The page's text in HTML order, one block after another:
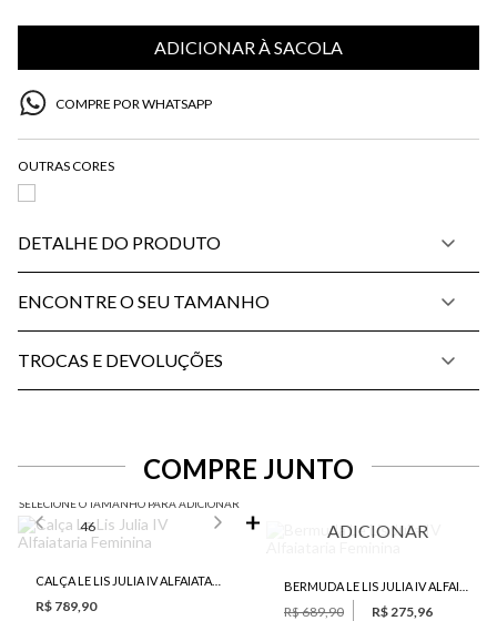
ADICIONAR À SACOLA
COMPRE POR WHATSAPP
DETALHE DO PRODUTO
ENCONTRE O SEU TAMANHO
TROCAS E DEVOLUÇÕES
COMPRE JUNTO
SELECIONE O TAMANHO PARA ADICIONAR
46
R$ 789,90
ADICIONAR
R$ 689,90
R$ 275,96